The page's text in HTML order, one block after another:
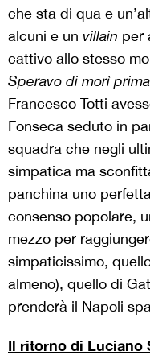
che sta di qua e
alcuni e un villain per
cattivo allo stesso
Speravo di morì prima
Francesco Totti
Fonseca seduto in
squadra che negli
simpatica ma
panchina uno
consenso popolare,
mezzo per
simpaticissimo,
almeno), quello di
prenderà il Napoli
Il ritorno di Luciano